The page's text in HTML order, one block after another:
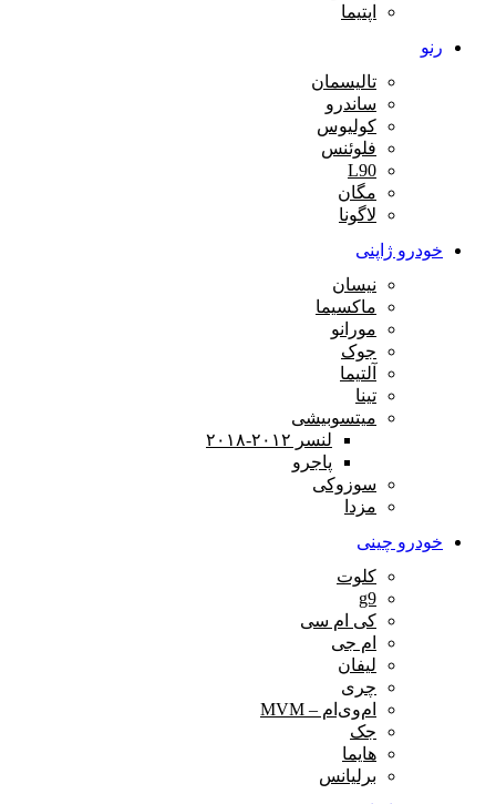
اپتیما
رنو
تالیسمان
ساندرو
کولیوس
فلوئنس
L90
مگان
لاگونا
خودرو ژاپنی
نیسان
ماکسیما
مورانو
جوک
آلتیما
تینا
میتسوبیشی
لنسر ۲۰۱۲-۲۰۱۸
پاجرو
سوزوکی
مزدا
خودرو چینی
کلوت
g9
کی ام سی
ام جی
لیفان
چری
ام‌وی‌ام – MVM
جک
هایما
برلیانس